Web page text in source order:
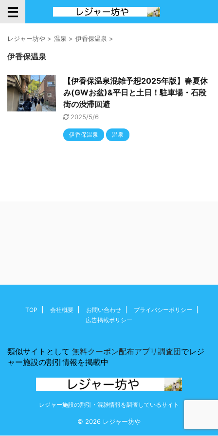
レジャー坊や > 温泉 > 伊香保温泉 >
伊香保温泉
【伊香保温泉混雑予想2025年版】春夏休
み(GWお盆)&平日と土日！駐車場・石段
街の渋滞回避
2025/5/6
伊香保温泉 温泉
TOP 会社概要 お問い合わせ
プライバシーポリシー
広告掲載ポリシー
類似サイトとして 無料クーポン配布アプリ調査団でレジ
ャー施設の割引情報を掲載中
レジャー施設の割引・混雑情報を調査しているサイト
© 2026 レジャー坊や